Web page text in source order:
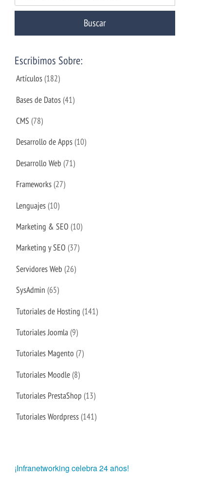
Escribimos Sobre:
Artículos (182)
Bases de Datos (41)
CMS (78)
Desarrollo de Apps (10)
Desarrollo Web (71)
Frameworks (27)
Lenguajes (10)
Marketing & SEO (10)
Marketing y SEO (37)
Servidores Web (26)
SysAdmin (65)
Tutoriales de Hosting (141)
Tutoriales Joomla (9)
Tutoriales Magento (7)
Tutoriales Moodle (8)
Tutoriales PrestaShop (13)
Tutoriales Wordpress (141)
¡Infranetworking celebra 24 años!